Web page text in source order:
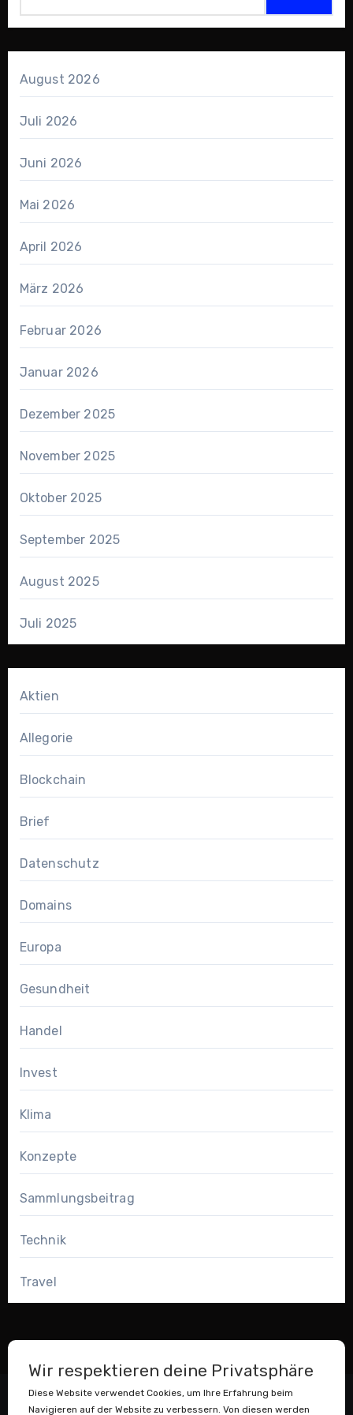
August 2026
Juli 2026
Juni 2026
Mai 2026
April 2026
März 2026
Februar 2026
Januar 2026
Dezember 2025
November 2025
Oktober 2025
September 2025
August 2025
Juli 2025
Aktien
Allegorie
Blockchain
Brief
Datenschutz
Domains
Europa
Gesundheit
Handel
Invest
Klima
Konzepte
Sammlungsbeitrag
Technik
Travel
Wir respektieren deine Privatsphäre
Diese Website verwendet Cookies, um Ihre Erfahrung beim
Navigieren auf der Website zu verbessern. Von diesen werden